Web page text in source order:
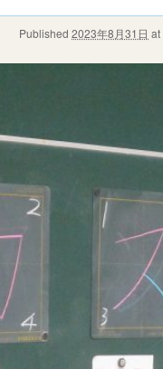
Published 2023年8月31日 at